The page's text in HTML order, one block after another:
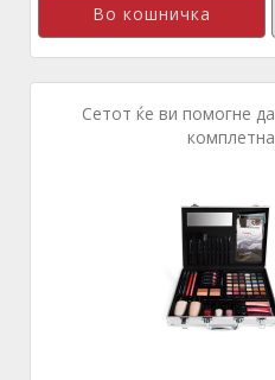
Сетот ќе ви помогне